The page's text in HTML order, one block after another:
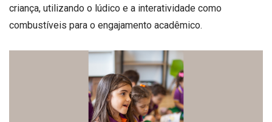
criança, utilizando o lúdico e a interatividade como
combustíveis para o engajamento acadêmico.